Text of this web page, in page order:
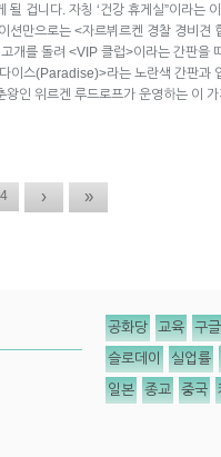
될 겁니다. 자칭 ‘건강 휴게실”이라는
션만으로는 <자르뷔르켄 경찰 경비견
개를 돌려 <VIP 클럽>이라는 간판을
이스(Paradise)>라는 노란색 간판과
왕인 위르겐 루드로프가 운영하는 이
4 › »
공화당 교육 구글
슬로데이 실업률
일본 종교 중국